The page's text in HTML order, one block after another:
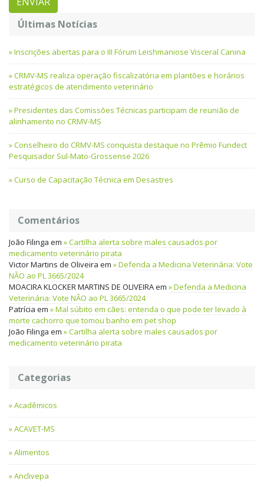
Últimas Notícias
Inscrições abertas para o III Fórum Leishmaniose Visceral Canina
CRMV-MS realiza operação fiscalizatória em plantões e horários
estratégicos de atendimento veterinário
Presidentes das Comissões Técnicas participam de reunião de
alinhamento no CRMV-MS
Conselheiro do CRMV-MS conquista destaque no Prêmio Fundect
Pesquisador Sul-Mato-Grossense 2026
Curso de Capacitação Técnica em Desastres
Comentários
João Filinga em
Cartilha alerta sobre males causados por
medicamento veterinário pirata
Victor Martins de Oliveira em
Defenda a Medicina Veterinária: Vote
NÃO ao PL 3665/2024
MOACIRA KLOCKER MARTINS DE OLIVEIRAem
Defenda a Medicina
Veterinária: Vote NÃO ao PL 3665/2024
Patrícia em
Mal súbito em cães: entenda o que pode ter levado à
morte cachorro que tomou banho em pet shop
João Filinga em
Cartilha alerta sobre males causados por
medicamento veterinário pirata
Categorias
Acadêmicos
ACAVET-MS
Alimentos
Anclivepa